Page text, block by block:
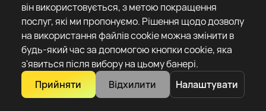
він використовується, з метою покращення
послуг, які ми пропонуємо. Рішення щодо дозволу
на використання файлів cookie можна змінити в
будь-який час за допомогою кнопки cookie, яка
з'явиться після вибору на цьому банері.
Прийняти
Відхилити Налаштувати
RTF United service limited
6 Burrows court, Liverpool, United Kingdom
Sparring Finder